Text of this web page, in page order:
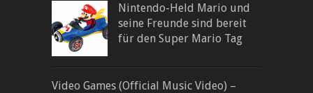
Nintendo-Held Mario und
seine Freunde sind bereit
für den Super Mario Tag
Video Games (Official Music Video) –